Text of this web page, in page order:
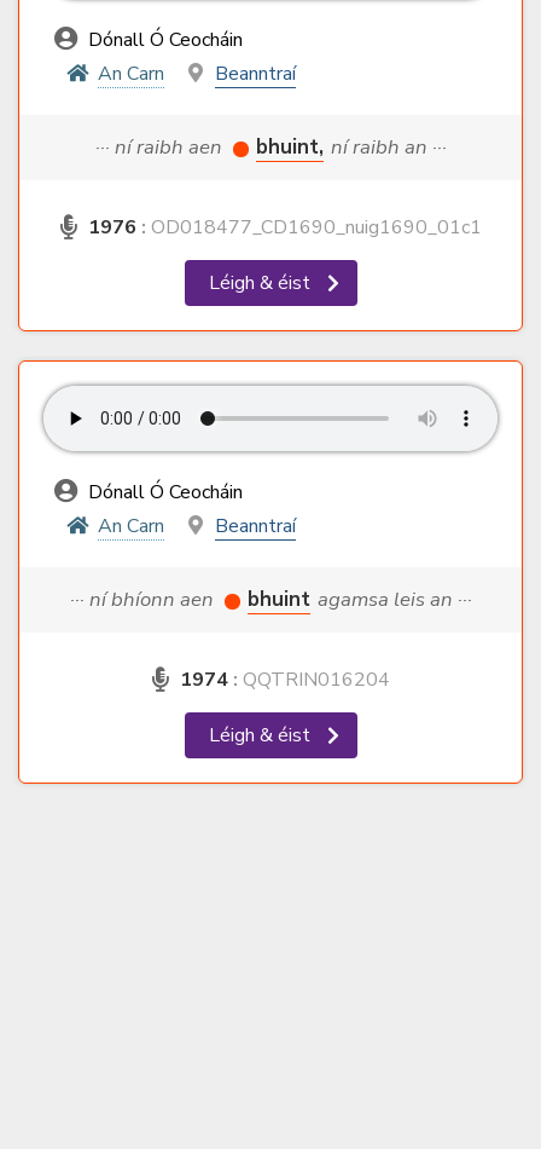
Dónall Ó Ceocháin
An Carn
Beanntraí
··· ní raibh aen bhuint, ní raibh an ···
1976 : OD018477_CD1690_nuig1690_01c1
Léigh & éist
Dónall Ó Ceocháin
An Carn
Beanntraí
··· ní bhíonn aen bhuint agamsa leis an ···
1974 : QQTRIN016204
Léigh & éist